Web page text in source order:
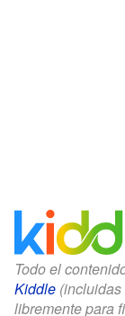
Todo el
Kiddle
libremente para